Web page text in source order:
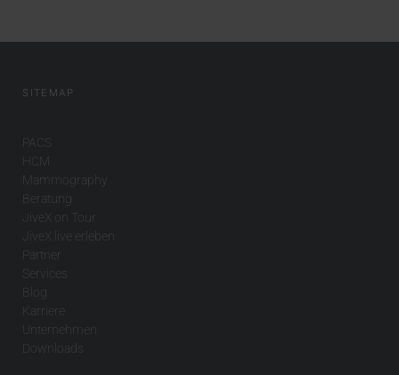
SITEMAP
PACS
HCM
Mammography
Beratung
JiveX on Tour
JiveX live erleben
Partner
Services
Blog
Karriere
Unternehmen
Downloads